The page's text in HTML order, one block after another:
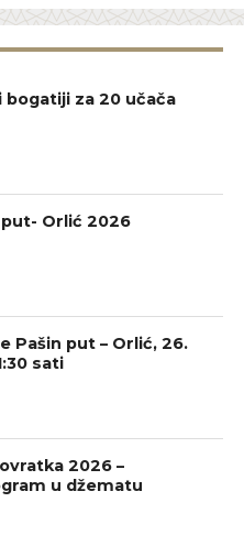
bogatiji za 20 učača
Orlić 2026
Pašin put – Orlić, 26.
sati
2026 –
u džematu